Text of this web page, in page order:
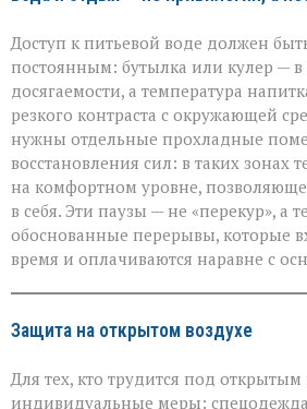
Доступ к питьевой воде должен
постоянным: бутылка или кулер —
досягаемости, а температура
резкого контраста с окружающей
нужны отдельные прохладные
восстановления сил: в таких зонах
на комфортном уровне,
в себя. Эти паузы — не «перекур», а
обоснованные перерывы, которые
время и оплачиваются наравне с
Защита на открытом воздухе
Для тех, кто трудится под
индивидуальные меры: